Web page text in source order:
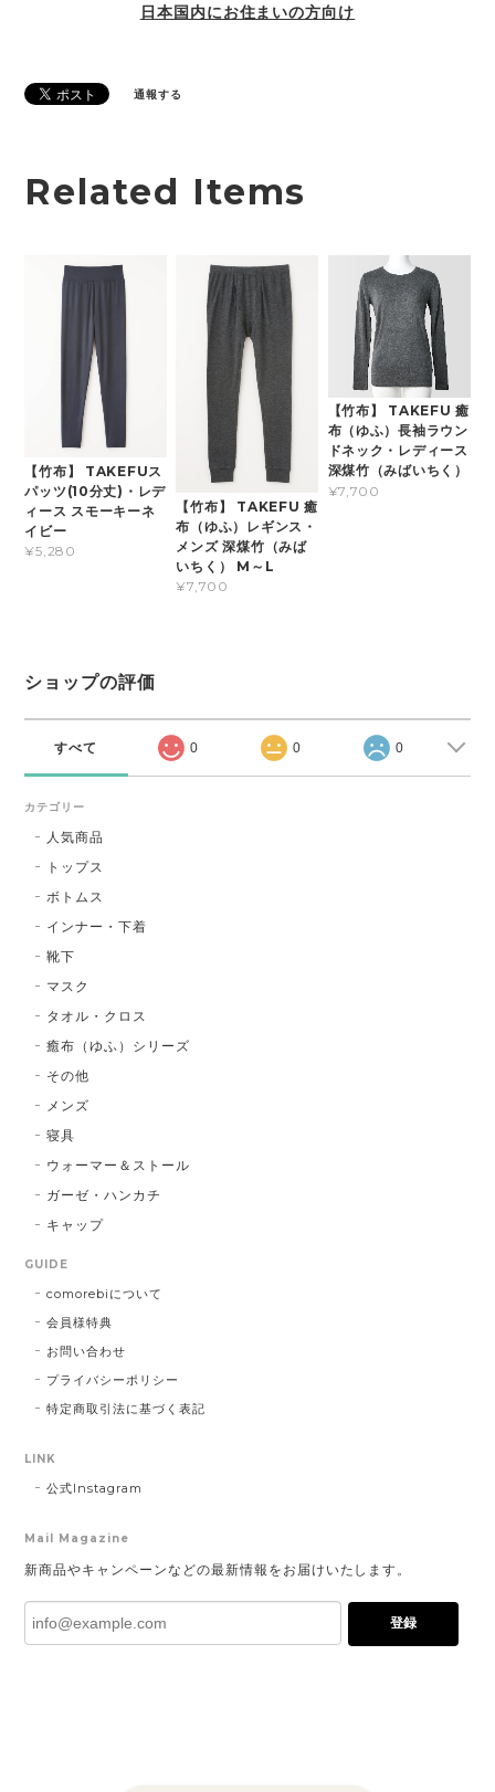
日本国内にお住まいの方向け
通報する
Related Items
【竹布】 TAKEFUス
パッツ(10分丈)・レデ
ィース スモーキーネ
イビー
¥5,280
【竹布】 TAKEFU 癒
布（ゆふ）レギンス・
メンズ 深煤竹（みば
いちく） M～L
¥7,700
【竹布】 TAKEFU 癒
布（ゆふ）長袖ラウン
ドネック・レディース
深煤竹（みばいちく）
¥7,700
ショップの評価
すべて 0 0 0
カテゴリー
人気商品
トップス
ボトムス
インナー・下着
靴下
マスク
タオル・クロス
癒布（ゆふ）シリーズ
その他
メンズ
寝具
ウォーマー＆ストール
ガーゼ・ハンカチ
キャップ
GUIDE
comorebiについて
会員様特典
お問い合わせ
プライバシーポリシー
特定商取引法に基づく表記
LINK
公式Instagram
Mail Magazine
新商品やキャンペーンなどの最新情報をお届けいたします。
登録